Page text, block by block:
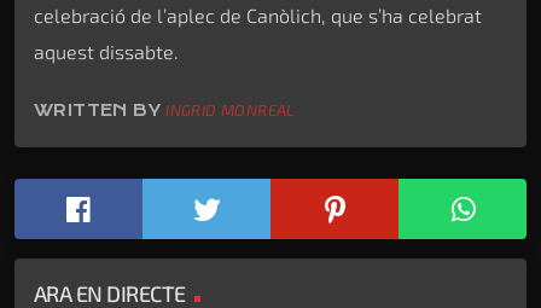
celebració de l’aplec de Canòlich, que s’ha celebrat
aquest dissabte.
WRITTEN BYINGRID MONREAL
ARA EN DIRECTE